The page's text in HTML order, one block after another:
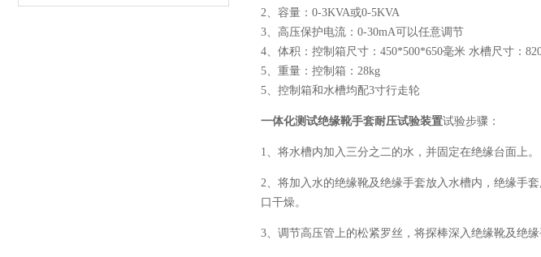
2、容量：0-3KVA或0-5KVA
3、高压保护电流：0-30mA可以任意调节
4、体积：控制箱尺寸：450*500*650毫米 水槽尺寸：
5、重量：控制箱：28kg
5、控制箱和水槽均配3寸行走轮
一体化测试绝缘靴手套耐压试验装置试验步骤：
1、将水槽内加入三分之二的水，并固定在绝缘台面上。
2、将加入水的绝缘靴及绝缘手套放入水槽内，绝缘手
口干燥。
3、调节高压管上的松紧罗丝，将探棒深入绝缘靴及绝